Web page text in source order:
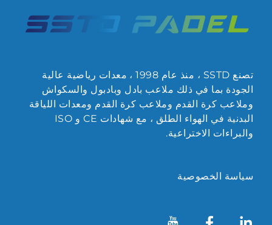
تصنع SSTD ، منذ عام 1998 ، معدات رياضية عالية
الجودة بما في ذلك ملاعب بادل وبادبول والسكواش
وملاعب كرة القدم وملاعب كرة القدم ومعدات اللياقة
البدنية في الهواء الطلق ، مع شهادات CE و ISO
والبراءات الاختراعية.
سياسة الخصوصية